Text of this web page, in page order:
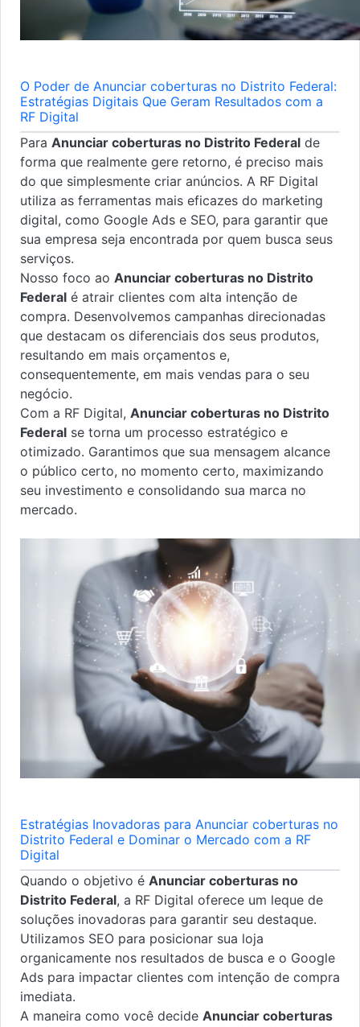
O Poder de Anunciar coberturas no Distrito Federal:
Estratégias Digitais Que Geram Resultados com a
RF Digital
Para Anunciar coberturas no Distrito Federal de
forma que realmente gere retorno, é preciso mais
do que simplesmente criar anúncios. A RF Digital
utiliza as ferramentas mais eficazes do marketing
digital, como Google Ads e SEO, para garantir que
sua empresa seja encontrada por quem busca seus
serviços.
Nosso foco ao Anunciar coberturas no Distrito
Federal é atrair clientes com alta intenção de
compra. Desenvolvemos campanhas direcionadas
que destacam os diferenciais dos seus produtos,
resultando em mais orçamentos e,
consequentemente, em mais vendas para o seu
negócio.
Com a RF Digital, Anunciar coberturas no Distrito
Federal se torna um processo estratégico e
otimizado. Garantimos que sua mensagem alcance
o público certo, no momento certo, maximizando
seu investimento e consolidando sua marca no
mercado.
Estratégias Inovadoras para Anunciar coberturas no
Distrito Federal e Dominar o Mercado com a RF
Digital
Quando o objetivo é Anunciar coberturas no
Distrito Federal, a RF Digital oferece um leque de
soluções inovadoras para garantir seu destaque.
Utilizamos SEO para posicionar sua loja
organicamente nos resultados de busca e o Google
Ads para impactar clientes com intenção de compra
imediata.
A maneira como você decide Anunciar coberturas